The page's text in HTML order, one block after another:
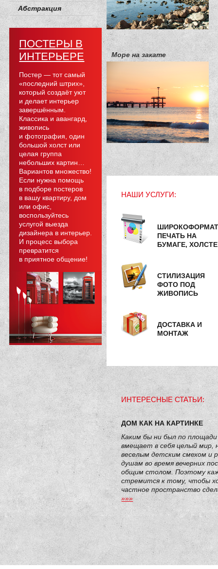
Абстракция
ПОСТЕРЫ В
ИНТЕРЬЕРЕ
Постер — тот самый
«последний штрих»,
который создаёт уют
и делает интерьер
завершённым.
Классика и авангард,
живопись
и фотография, один
большой холст или
целая группа
небольших картин…
Вариантов множество!
Если нужна помощь
в подборе постеров
в вашу квартиру, дом
или офис,
воспользуйтесь
услугой выезда
дизайнера в интерьер.
И процесс выбора
превратится
в приятное общение!
Море на закате
НАШИ УСЛУГИ:
ПЕЧАТЬ НА
БУМАГЕ, ХОЛСТЕ
СТИЛИЗАЦИЯ
ФОТО ПОД
ЖИВОПИСЬ
ДОСТАВКА И
МОНТАЖ
ИНТЕРЕСНЫЕ СТАТЬИ:
ДОМ КАК НА КАРТИНКЕ
Каким бы ни был по
вмещает в себя целый мир,
веселым детским смехом и
душам во время вечерних
общим столом. Поэтому
стремится к тому, чтобы
частное пространство
»»»